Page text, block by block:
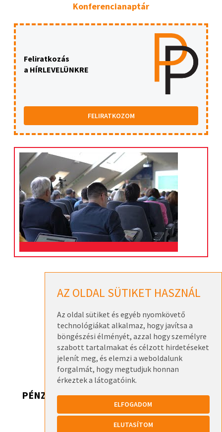
AZ OLDAL SÜTIKET HASZNÁL
Az oldal sütiket és egyéb nyomkövető
technológiákat alkalmaz, hogy javítsa a
böngészési élményét, azzal hogy személyre
szabott tartalmakat és célzott hirdetéseket
jelenít meg, és elemzi a weboldalunk
forgalmát, hogy megtudjuk honnan
érkeztek a látogatóink.
ELFOGADOM
ELUTASÍTOM
Konferencianaptár
Feliratkozás
a HÍRLEVELÜNKRE
FELIRATKOZOM
KKV-AKADÉMIA
Start! Indulnak az EU-pályázatok!
2026. szeptember 9.
Magyar gazdaság 2030
2026. szeptember 22.
PÉNZ, DE HONNAN? 2026
Pénz, de honnan? 2026 – Székesfehérvár
2026. szeptember 17.